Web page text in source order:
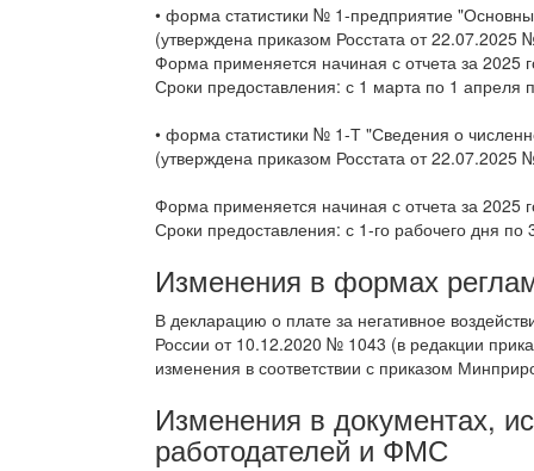
• форма статистики № 1-предприятие
(утверждена приказом Росстата от 22.07.2025
Форма применяется начиная с отчета за 2025
Сроки предоставления: с 1 марта по 1 апреля
• форма статистики № 1-Т "Сведения о
(утверждена приказом Росстата от 22.07.2025
Форма применяется начиная с отчета за 2025
Сроки предоставления: с 1-го рабочего дня по
Изменения в формах
В декларацию о плате за негативное
России от 10.12.2020 № 1043 (в редакции
изменения в соответствии с приказом
Изменения в документах,
работодателей и ФМС